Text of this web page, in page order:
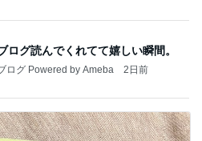
グ読んでくれてて嬉しい瞬間。
ログ Powered by Ameba 2日前